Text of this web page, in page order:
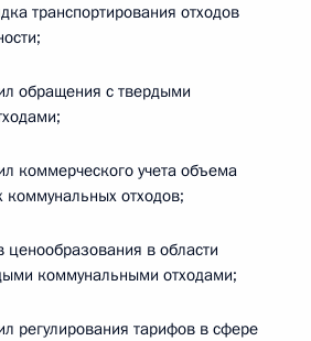
транспортирования отходов
обращения с твердыми
коммерческого учета объема
коммунальных отходов;
ценообразования в области
коммунальными отходами;
регулирования тарифов в сфере